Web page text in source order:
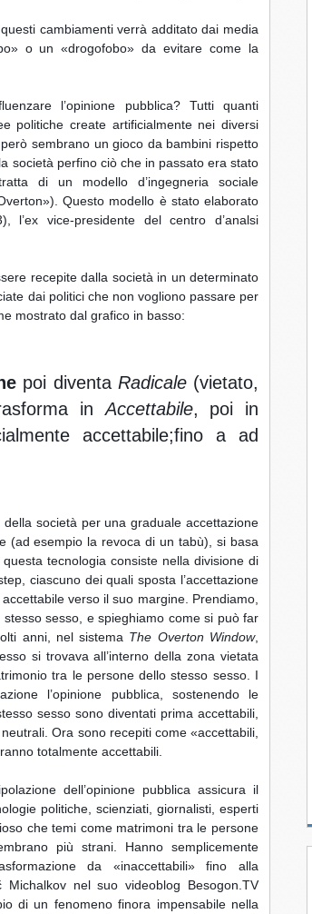
cambiamenti verrà additato dai media
o un «drogofobo» da evitare come la
l’opinione pubblica? Tutti quanti
politiche create artificialmente nei diversi
sembrano un gioco da bambini rispetto
società perfino ciò che in passato era stato
di un modello d’ingegneria sociale
Questo modello è stato elaborato
l’ex vice-presidente del centro d’analsi
recepite dalla società in un determinato
dai politici che non vogliono passare per
mostrato dal grafico in basso:
poi diventa Radicale (vietato,
in Accettabile
accettabile;fino a ad
della società per una graduale accettazione
(ad esempio la revoca di un tabù), si basa
tecnologia consiste nella divisione di
ciascuno dei quali sposta l’accettazione
verso il suo margine. Prendiamo,
sesso, e spieghiamo come si può far
anni, nel sistema The Overton Window,
si trovava all’interno della zona vietata
tra le persone dello stesso sesso. I
l’opinione pubblica, sostenendo le
sesso sono diventati prima accettabili,
Ora sono recepiti come «accettabili,
totalmente accettabili.
dell’opinione pubblica assicura il
politiche, scienziati, giornalisti, esperti
che temi come matrimoni tra le persone
più strani. Hanno semplicemente
da «inaccettabili» fino alla
nel suo videoblog Besogon.TV
di un fenomeno finora impensabile nella